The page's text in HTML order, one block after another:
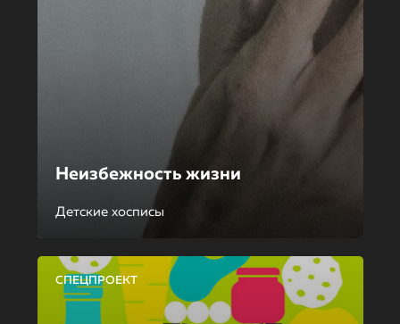
Неизбежность жизни
Детские хосписы
СПЕЦПРОЕКТ